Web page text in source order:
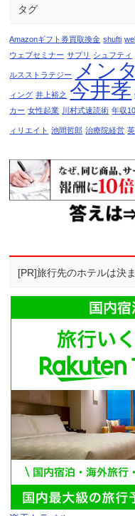
タグ
Amazonギフト券買取換金 shufti
ウェブセミナー サプリ シュフティ
ルスストラテジー メン
ィング 井上裕之 今井孝
カー 女性起業 川村式速読術 年収
ィリエイト 池間哲郎 治療院経営
[PR]旅行先のホテルは決